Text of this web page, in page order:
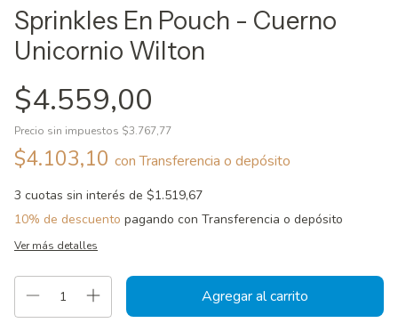
Sprinkles En Pouch - Cuerno
Unicornio Wilton
$4.559,00
Precio sin impuestos $3.767,77
$4.103,10 con Transferencia o depósito
3 cuotas sin interés de $1.519,67
10% de descuento pagando con Transferencia o depósito
Ver más detalles